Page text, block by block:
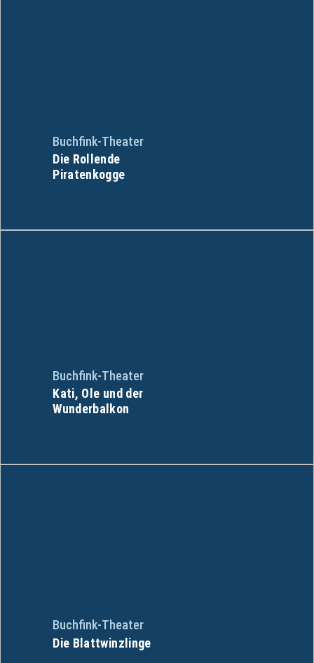
Buchfink-Theater
Die Rollende
Piratenkogge
Buchfink-Theater
Kati, Ole und der
Wunderbalkon
Buchfink-Theater
Die Blattwinzlinge